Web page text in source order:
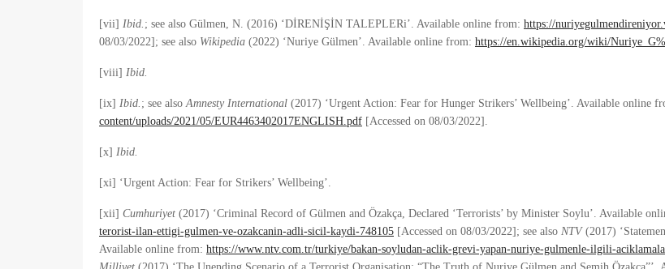
[vii] Ibid. ; see also Gülmen, N. (2016) ‘DİRENİŞİN TALEPLERi’. Available online from: https://
08/03/2022]; see also Wikipedia (2022) ‘Nuriye Gülmen’. Available online from: https://en.wikipedia.org/wiki/
[viii] Ibid.
[ix] Ibid. ; see also Amnesty International (2017) ‘Urgent Action: Fear for Hunger Strikers’ Wellbeing’. Available online
content/uploads/2021/05/EUR4463402017ENGLISH.pdf [Accessed on 08/03/2022].
[x] Ibid.
[xi] ‘Urgent Action: Fear for Strikers’ Wellbeing’.
[xii] Cumhuriyet (2017) ‘Criminal Record of Gülmen and Özakça, Declared ‘Terrorists’ by Minister Soylu’. Available
terorist-ilan-ettigi-gulmen-ve-ozakcanin-adli-sicil-kaydi-748105 [Accessed on 08/03/2022]; see also NTV(2017)
Available online from: https://www.ntv.com.tr/turkiye/bakan-soyludan-aclik-grevi-yapan-nuriye-gulmenle-ilgili-